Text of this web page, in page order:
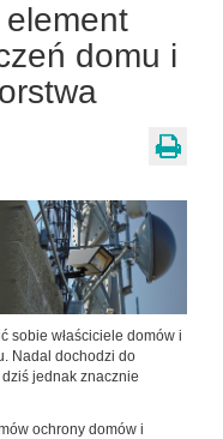
domu i
sobie właściciele domów i
Nadal dochodzi do
dziś jednak znacznie
ochrony domów i